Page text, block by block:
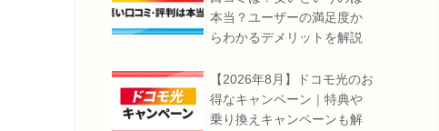
本当？ユーザーの満足度か
らわかるデメリットを解説
【2026年8月】ドコモ光のお
得なキャンペーン｜特典や
乗り換えキャンペーンも解